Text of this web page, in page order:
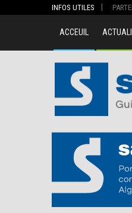
INFOS UTILES
ACCEUIL